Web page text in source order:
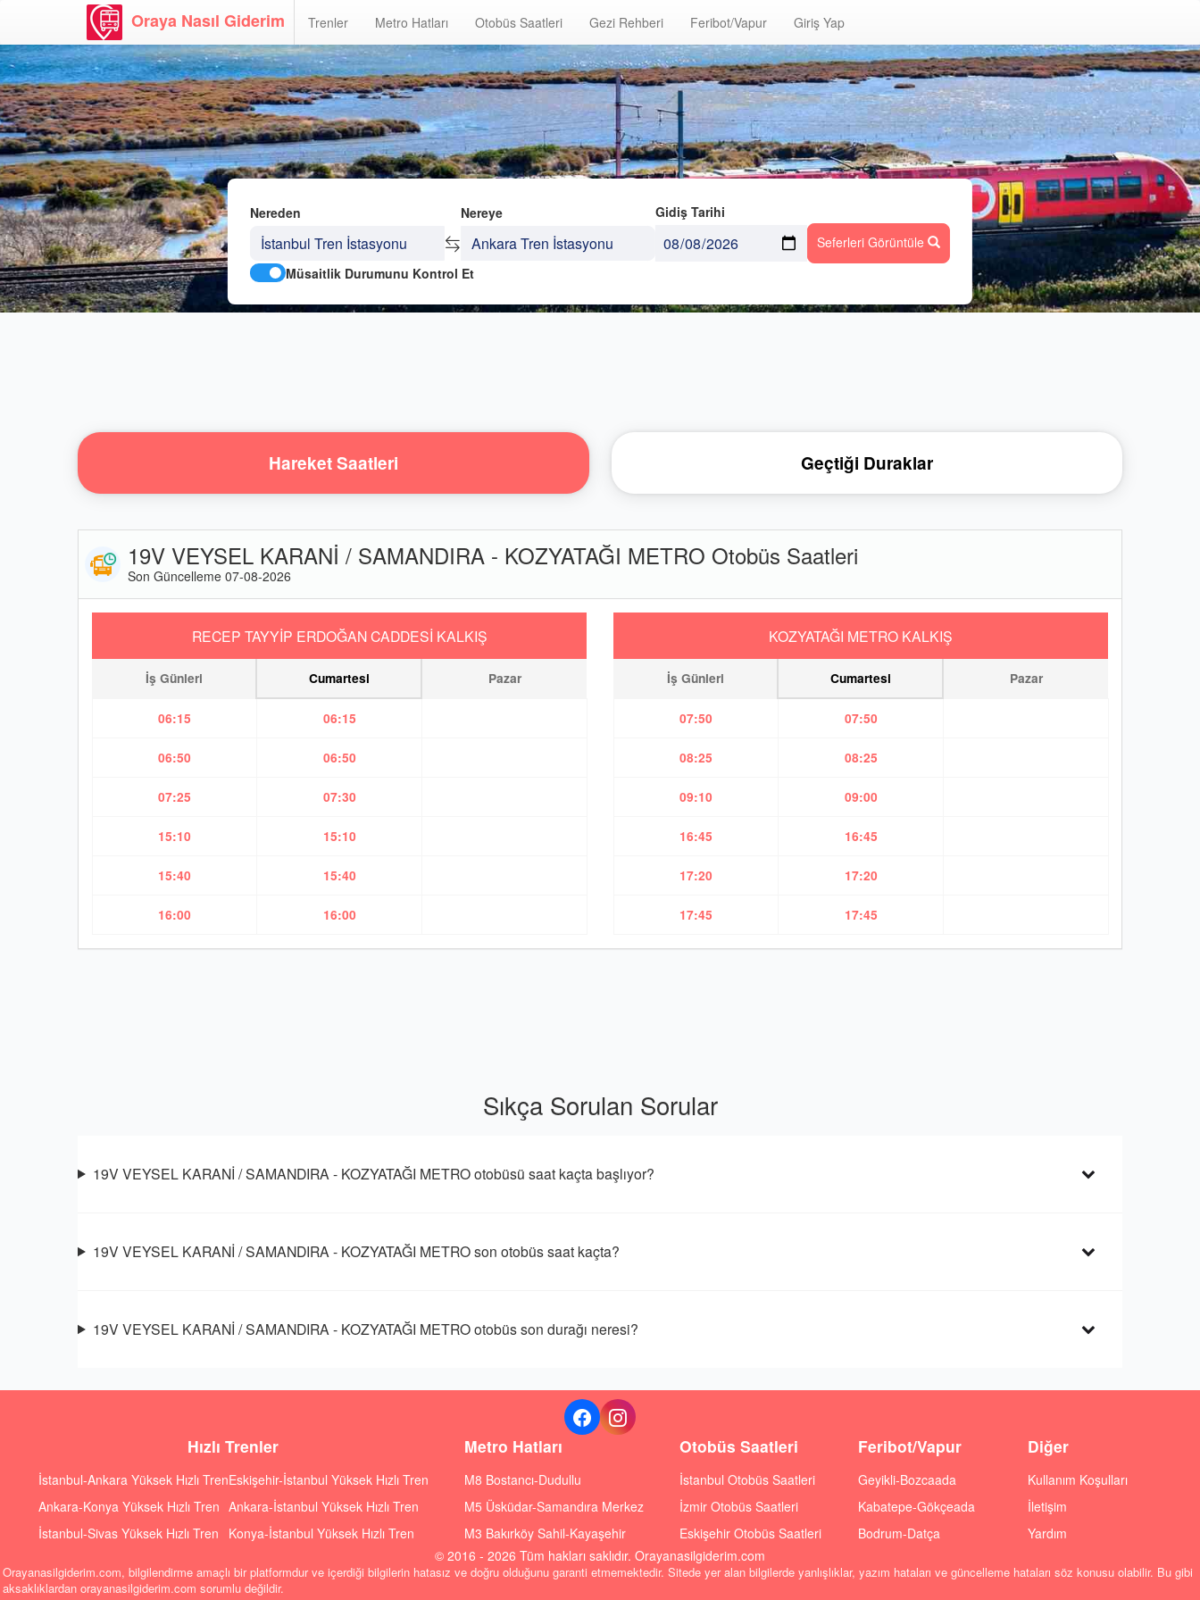
Oraya Nasıl Giderim Trenler Metro Hatları Otobüs Saatleri Gezi Rehberi Feribot/Vapur Giriş Yap
Nereden Nereye
Gidiş Tarihi
Seferleri Görüntüle
Müsaitlik Durumunu Kontrol Et
Hareket Saatleri Geçtiği Duraklar
19V VEYSEL KARANİ / SAMANDIRA - KOZYATAĞI METRO Otobüs Saatleri
Son Güncelleme 07-08-2026
RECEP TAYYİP ERDOĞAN CADDESİ KALKIŞ
İş Günleri Cumartesi Pazar
06:15 06:15
06:50 06:50
07:25 07:30
15:10 15:10
15:40 15:40
16:00 16:00
KOZYATAĞI METRO KALKIŞ
İş Günleri Cumartesi Pazar
07:50 07:50
08:25 08:25
09:10 09:00
16:45 16:45
17:20 17:20
17:45 17:45
Sıkça Sorulan Sorular
19V VEYSEL KARANİ / SAMANDIRA - KOZYATAĞI METRO otobüsü saat kaçta başlıyor?
19V VEYSEL KARANİ / SAMANDIRA - KOZYATAĞI METRO son otobüs saat kaçta?
19V VEYSEL KARANİ / SAMANDIRA - KOZYATAĞI METRO otobüs son durağı neresi?
Hızlı Trenler
İstanbul-Ankara Yüksek Hızlı Tren
Ankara-Konya Yüksek Hızlı Tren
İstanbul-Sivas Yüksek Hızlı Tren
Eskişehir-İstanbul Yüksek Hızlı Tren
Ankara-İstanbul Yüksek Hızlı Tren
Konya-İstanbul Yüksek Hızlı Tren
Metro Hatları
M8 Bostancı-Dudullu
M5 Üsküdar-Samandıra Merkez
M3 Bakırköy Sahil-Kayaşehir
Otobüs Saatleri
İstanbul Otobüs Saatleri
İzmir Otobüs Saatleri
Eskişehir Otobüs Saatleri
Feribot/Vapur
Geyikli-Bozcaada
Kabatepe-Gökçeada
Bodrum-Datça
Diğer
Kullanım Koşulları
İletişim
Yardım
© 2016 - 2026 Tüm hakları saklıdır. Orayanasilgiderim.com
Orayanasilgiderim.com, bilgilendirme amaçlı bir platformdur ve içerdiği bilgilerin hatasız ve doğru olduğunu garanti etmemektedir. Sitede yer alan bilgilerde yanlışlıklar, yazım hataları ve güncelleme hataları söz konusu olabilir. Bu gibi
aksaklıklardan orayanasilgiderim.com sorumlu değildir.